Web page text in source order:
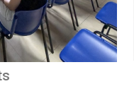
que
joves